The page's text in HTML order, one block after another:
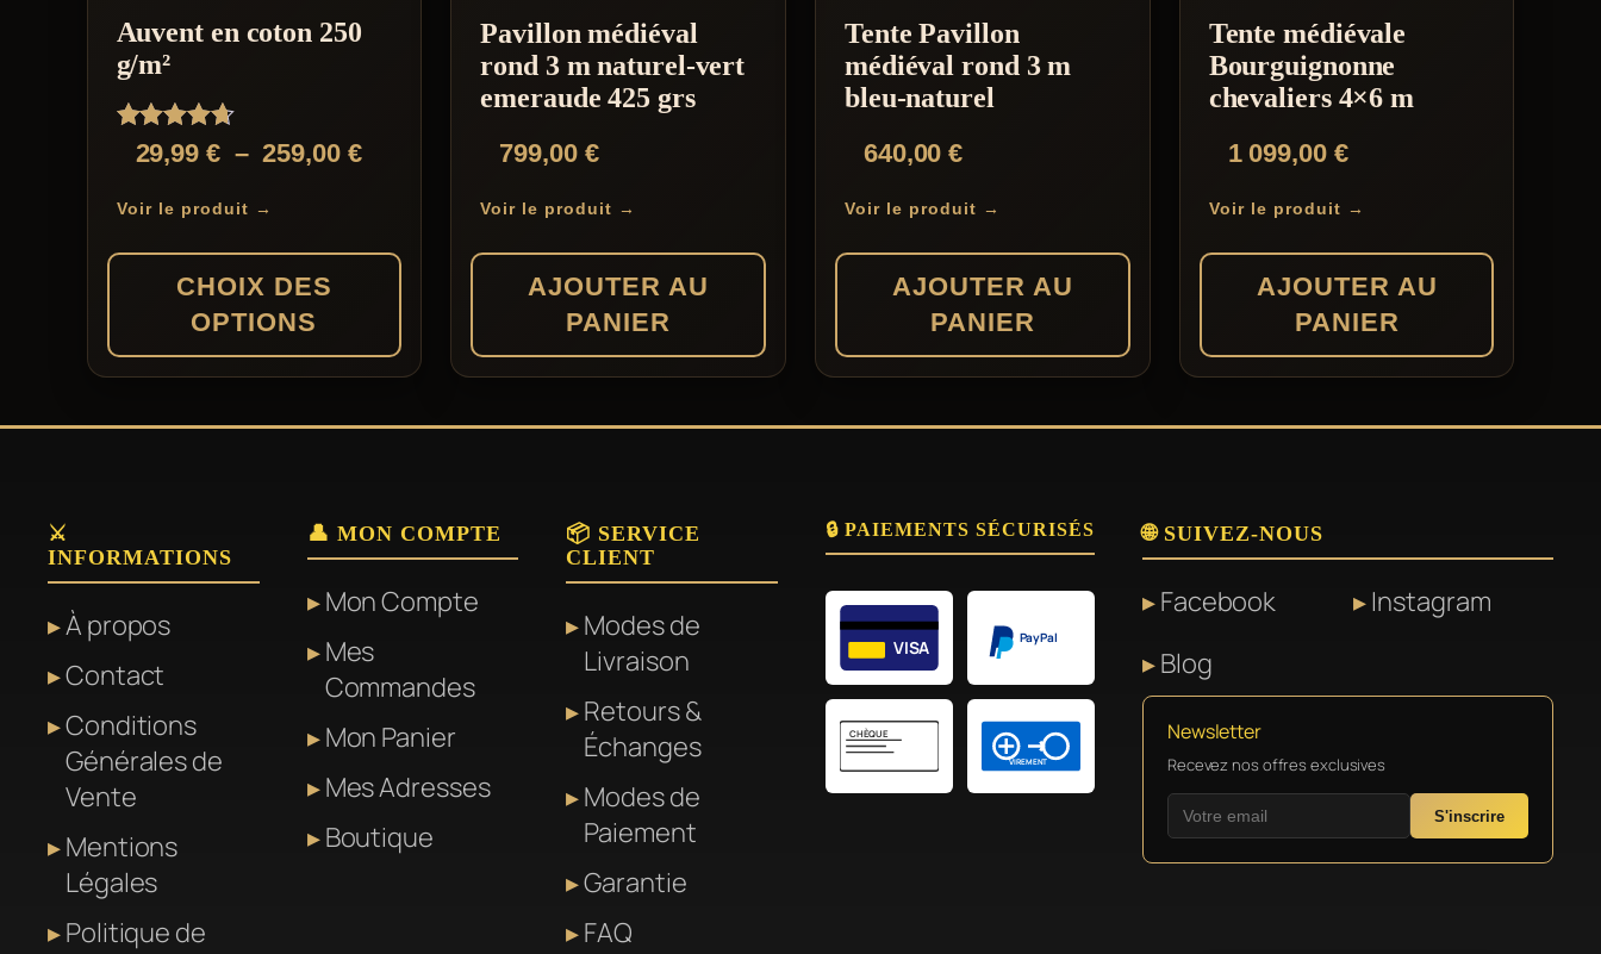
plusieurs
variations.
Les
options
peuvent
être
sur
du
plusieurs
variations.
Les
peuvent
être
sur
du
Auvent en coton 250
g/m²
Note
4.57
29,99 € – 259,00 €Plage
29,99 €
Voir le produit →
CHOIX DES
OPTIONS
produit
Les
peuvent
être
choisies
sur
la
du
produit
Pavillon médiéval
rond 3 m naturel-vert
emeraude 425 grs
799,00 €
Voir le produit →
AJOUTER AU
PANIER
Tente Pavillon
médiéval rond 3 m
bleu-naturel
640,00€
Voir le produit →
AJOUTER AU
PANIER
Tente médiévale
Bourguignonne
chevaliers 4×6 m
1 099,00 €
Voir le produit →
AJOUTER AU
PANIER
⚔️
INFORMATIONS
À propos
Contact
Conditions
Générales de
Vente
Mentions
Légales
Politique de
👤 MON COMPTE
Mon Compte
Mes
Commandes
Mon Panier
Mes Adresses
Boutique
📦 SERVICE
CLIENT
Modes de
Livraison
Retours &
Échanges
Modes de
Paiement
Garantie
FAQ
🔒 PAIEMENTS SÉCURISÉS
VISA PayPal
CHÈQUE
VIREMENT
🌐 SUIVEZ-NOUS
Facebook
Instagram
Blog
Newsletter
Recevez nos offres exclusives
S'inscrire